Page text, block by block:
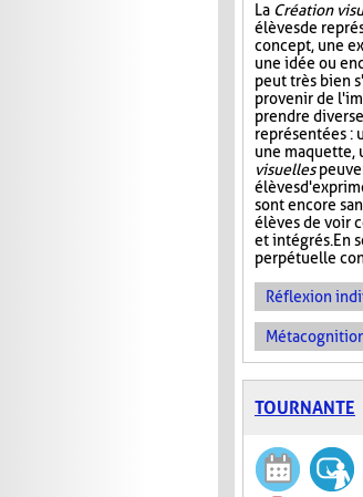
La Création
élèves de
concept, une
une idée ou
peut très bien
provenir de
prendre
représentées :
une maquette,
visuelles
élèves
sont encore
élèves de voir
et intégrés. En
perpétuelle
Réflexion
TOURNANTE